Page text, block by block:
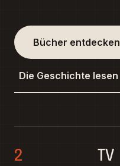
Bücher entdecken
Die Geschichte lesen
2 TV